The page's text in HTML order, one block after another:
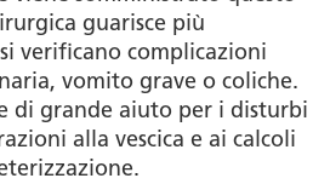
guarisce più
verificano complicazioni
vomito grave o coliche.
di grande aiuto per i disturbi
alla vescica e ai calcoli